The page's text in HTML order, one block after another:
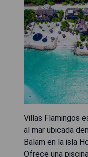
Villas Flamingos
al mar ubicada
Balam en la isla
Ofrece una